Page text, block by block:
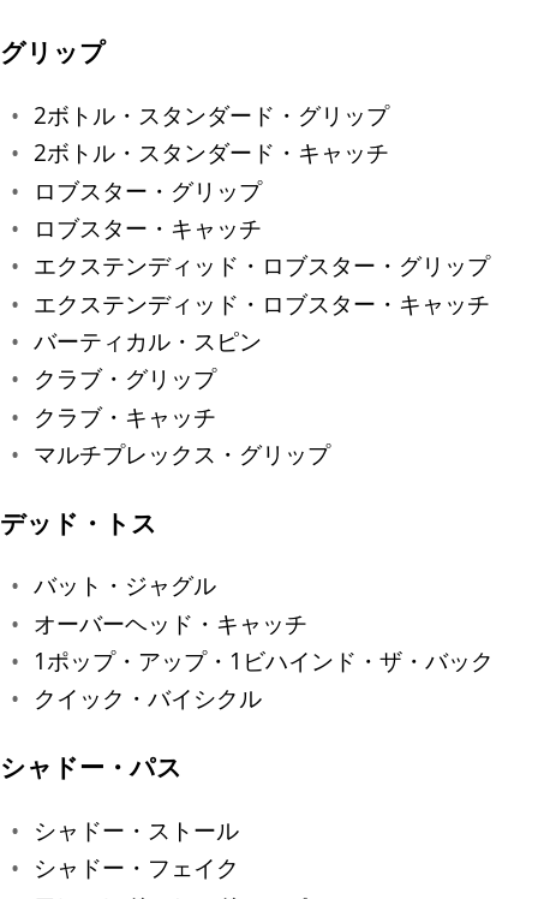
グリップ
2ボトル・スタンダード・グリップ
2ボトル・スタンダード・キャッチ
ロブスター・グリップ
ロブスター・キャッチ
エクステンディッド・ロブスター・グリップ
エクステンディッド・ロブスター・キャッチ
バーティカル・スピン
クラブ・グリップ
クラブ・キャッチ
マルチプレックス・グリップ
デッド・トス
バット・ジャグル
オーバーヘッド・キャッチ
1ポップ・アップ・1ビハインド・ザ・バック
クイック・バイシクル
シャドー・パス
シャドー・ストール
シャドー・フェイク